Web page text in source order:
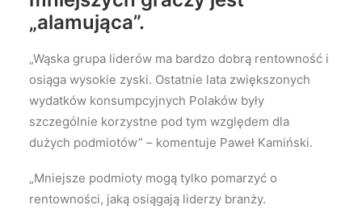
„alamująca”.
„Wąska grupa liderów ma bardzo dobrą rentowność i
osiąga wysokie zyski. Ostatnie lata zwiększonych
wydatków konsumpcyjnych Polaków były
szczególnie korzystne pod tym względem dla
dużych podmiotów” – komentuje Paweł Kamiński.
„Mniejsze podmioty mogą tylko pomarzyć o
rentowności, jaką osiągają liderzy branży.